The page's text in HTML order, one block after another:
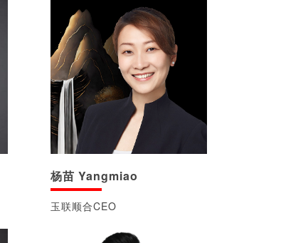
杨苗 Yangmiao
玉联顺合CEO